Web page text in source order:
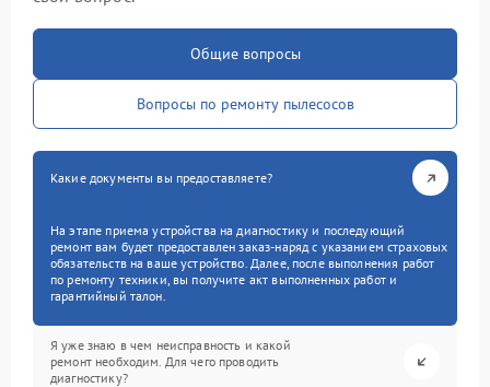
Общие вопросы
Вопросы по ремонту пылесосов
Какие документы вы предоставляете?
На этапе приема устройства на диагностику и последующий
ремонт вам будет предоставлен заказ-наряд с указанием страховых
обязательств на ваше устройство. Далее, после выполнения работ
по ремонту техники, вы получите акт выполненных работ и
гарантийный талон.
Я уже знаю в чем неисправность и какой
ремонт необходим. Для чего проводить
диагностику?